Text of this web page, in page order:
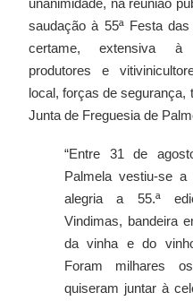
saudação à 55ª Festa
certame, extensiva à
produtores e
local, forças de segurança,
Junta de Freguesia de
“Entre 31 de
Palmela vestiu-se
alegria a 55.ª
Vindimas, bandeira
da vinha e do
Foram milhares
quiseram juntar à